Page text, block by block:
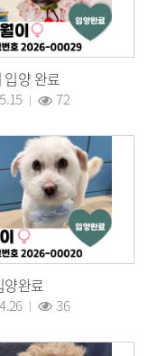
입양 완료
72
양완료
36